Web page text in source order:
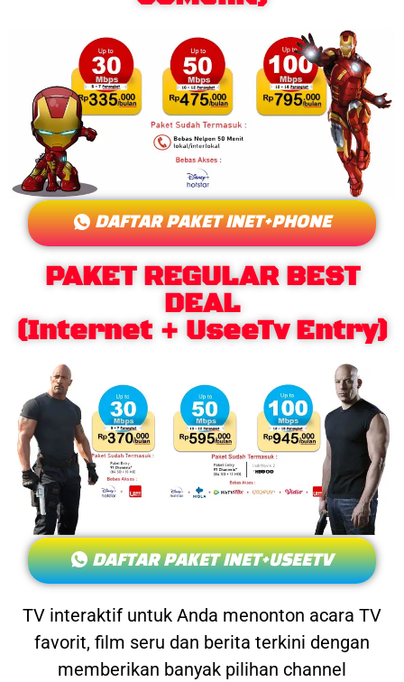
DAFTAR PAKET INET+PHONE
PAKET REGULAR BEST
DEAL
(Internet + UseeTv Entry)
DAFTAR PAKET INET+USEETV
TV interaktif untuk Anda menonton acara TV
favorit, film seru dan berita terkini dengan
memberikan banyak pilihan channel